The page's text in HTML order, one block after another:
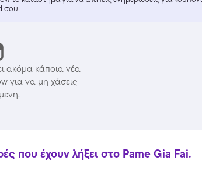
σου
ακόμα κάποια νέα
για να μη χάσεις
που έχουν λήξει στο Pame Gia Fai.